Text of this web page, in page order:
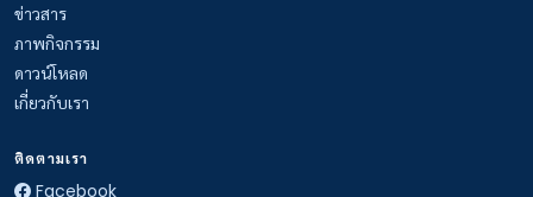
ข่าวสาร
ภาพกิจกรรม
ดาวน์โหลด
เกี่ยวกับเรา
ติดตามเรา
Facebook